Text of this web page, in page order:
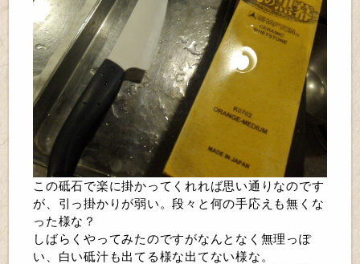
この砥石で楽に掛かってくれれば思い通りなのです
が、引っ掛かりが弱い。段々と何の手応えも無くな
った様な？
しばらくやってみたのですがなんとなく無理っぽ
い、白い砥汁も出てる様な出てない様な。